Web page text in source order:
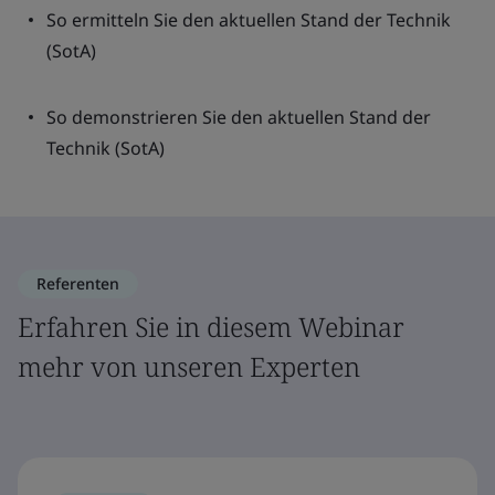
So ermitteln Sie den aktuellen Stand der Technik
(SotA)
So demonstrieren Sie den aktuellen Stand der
Technik (SotA)
Referenten
Erfahren Sie in diesem Webinar
mehr von unseren Experten